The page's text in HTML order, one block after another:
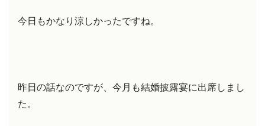
今日もかなり涼しかったですね。
昨日の話なのですが、今月も結婚披露宴に出席しまし
た。